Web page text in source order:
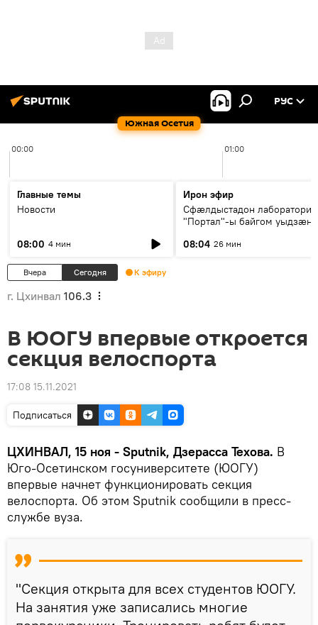
Южная Осетия
РУС
00:00 01:00
Главные темы
Новости
08:00 4 мин
Ирон эфир
Сфæлдыстадон лаборатори
"Портал"-ы байгом уыдзæн
Æхсары куыстыты равдыст
08:04 26 мин
Вчера Сегодня К эфиру
г. Цхинвал 106.3
В ЮОГУ впервые откроется
секция велоспорта
17:08 15.11.2021
Подписаться
ЦХИНВАЛ, 15 ноя - Sputnik, Дзерасса Техова. В
Юго-Осетинском госуниверситете (ЮОГУ)
впервые начнет функционировать секция
велоспорта. Об этом Sputnik сообщили в пресс-
службе вуза.
"Секция открыта для всех студентов ЮОГУ.
На занятия уже записались многие